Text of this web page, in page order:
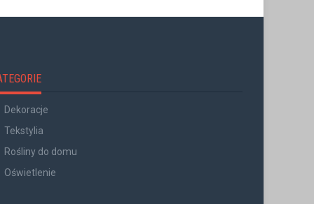
Dekoracje
Tekstylia
Rośliny do domu
Oświetlenie